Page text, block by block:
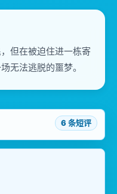
但在被迫住进一栋寄
无法逃脱的噩梦。
6 条短评